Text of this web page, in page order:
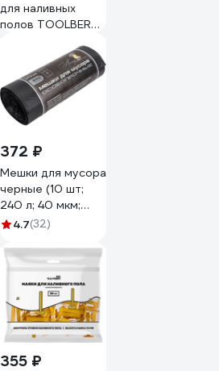
для наливных
полов TOOLBERG
240 мм 0306990
90003866314
372 ₽
Мешки для мусора
черные (10 шт;
240 л; 40 мкм;
ПСД; 85x130 см)
839695
4.7(32)
355 ₽